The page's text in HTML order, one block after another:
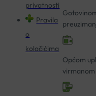
privatnosti
Pravila
o
kolačićima
Općom
virmanom